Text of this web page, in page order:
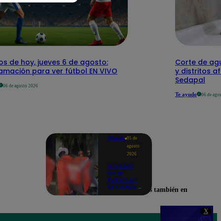
X
de hoy, jueves 6 de agosto:
para ver fútbol EN VIVO
06 de agosto 2026
Corte de
y distritos
Sedapal
Te ayudo 06 de
Mundo 05 de
agosto
2026
Asesinan
de un
balazo en
la cabeza a
en vivo
Encuéntranos también en